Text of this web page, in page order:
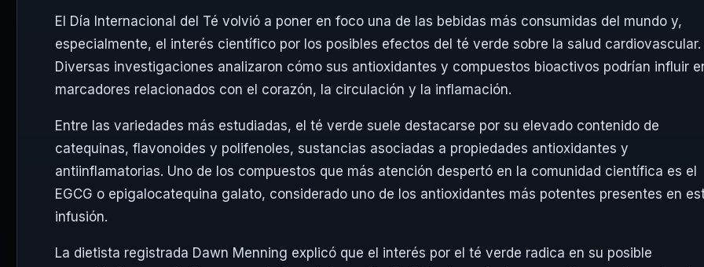
El Día Internacional del Té volvió a poner en foco una de las bebidas más consumidas del mundo y,
especialmente, el interés científico por los posibles efectos del té verde sobre la salud cardiovascular.
Diversas investigaciones analizaron cómo sus antioxidantes y compuestos bioactivos podrían influir
marcadores relacionados con el corazón, la circulación y la inflamación.
Entre las variedades más estudiadas, el té verde suele destacarse por su elevado contenido de
catequinas, flavonoides y polifenoles, sustancias asociadas a propiedades antioxidantes y
antiinflamatorias. Uno de los compuestos que más atención despertó en la comunidad científica es el
EGCG o epigalocatequina galato, considerado uno de los antioxidantes más potentes presentes en
infusión.
La dietista registrada Dawn Menning explicó que el interés por el té verde radica en su posible